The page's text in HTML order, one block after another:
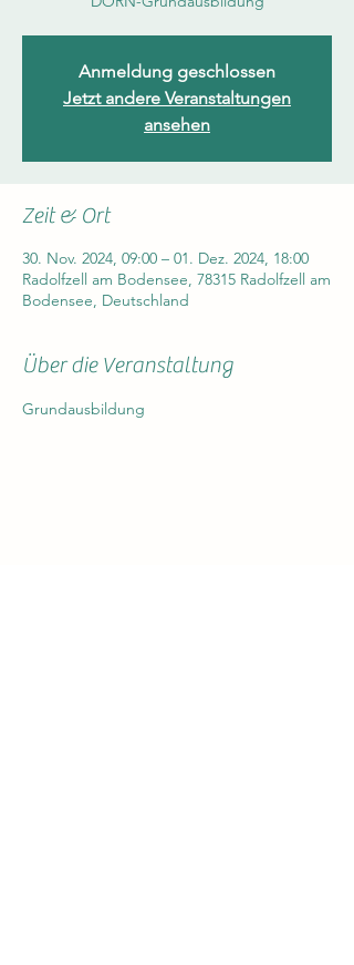
Anmeldung geschlossen
Jetzt andere Veranstaltungen
ansehen
Zeit & Ort
30. Nov. 2024, 09:00 – 01. Dez. 2024, 18:00
Radolfzell am Bodensee, 78315 Radolfzell am
Bodensee, Deutschland
Über die Veranstaltung
Grundausbildung